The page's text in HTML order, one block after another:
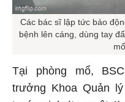
Các bác sĩ lập tức báo
bệnh lên cáng, dùng tay
Tại phòng mổ,
trưởng Khoa Quản